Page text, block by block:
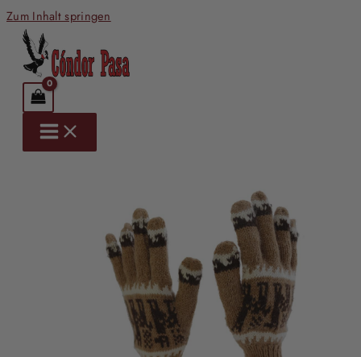
Zum Inhalt springen